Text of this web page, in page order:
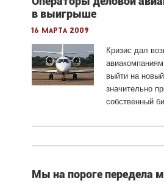
в выигрыше
16 марта 2009
Кризис дал
выйти на
значительно
собственный
Мы на пороге передела